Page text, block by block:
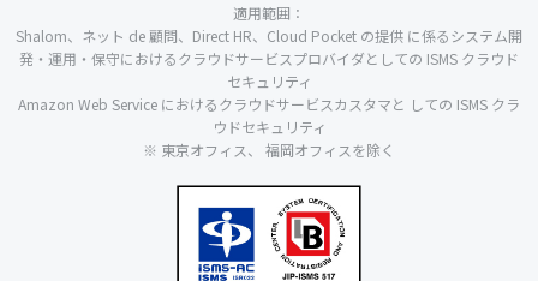
適用範囲：
Shalom、ネット de 顧問、Direct HR、Cloud Pocket の提供 に係るシステム開
発・運用・保守におけるクラウドサービスプロバイダとしての ISMS クラウド
セキュリティ
Amazon Web Service におけるクラウドサービスカスタマと しての ISMS クラ
ウドセキュリティ
※ 東京オフィス、 福岡オフィスを除く